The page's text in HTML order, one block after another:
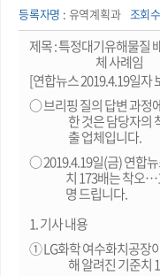
등록자명 : 유역계획과 조회
제목 : 특정대기유해물질
체 사례임
[연합뉴스 2019.4.19일자
○ 브리핑 질의 답변 과정
한 것은 담당자의
출 업체입니다.
○ 2019.4.19일(금) 연합
치 173배는 착오
명 드립니다.
1. 기사 내용
① LG화학 여수화치공장
해 알려진 기준치